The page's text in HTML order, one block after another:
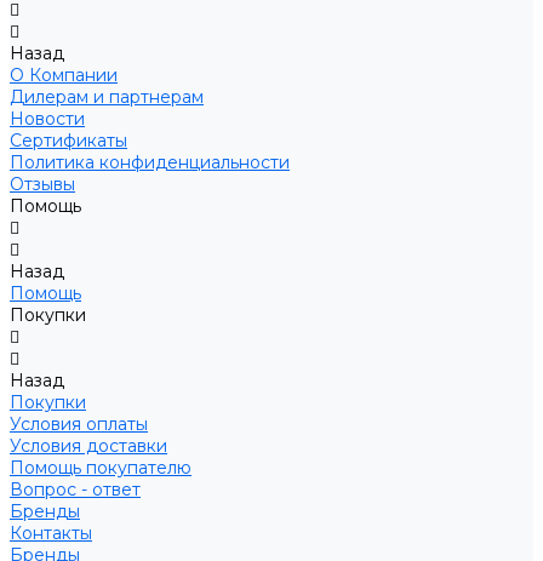
Назад
О Компании
Дилерам и партнерам
Новости
Сертификаты
Политика конфиденциальности
Отзывы
Помощь
Назад
Помощь
Покупки
Назад
Покупки
Условия оплаты
Условия доставки
Помощь покупателю
Вопрос - ответ
Бренды
Контакты
Бренды